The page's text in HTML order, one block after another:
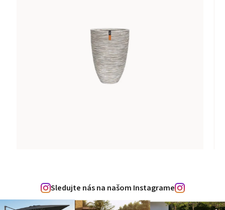
Sledujte nás na našom Instagrame